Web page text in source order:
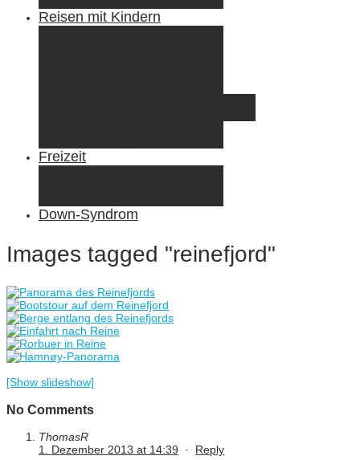
Reisen mit Kindern
Freizeit
Down-Syndrom
Images tagged "reinefjord"
[Show slideshow]
No Comments
ThomasR
1. Dezember 2013 at 14:39 · Reply